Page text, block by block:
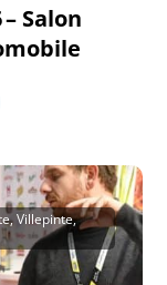
Salon
Villepinte,